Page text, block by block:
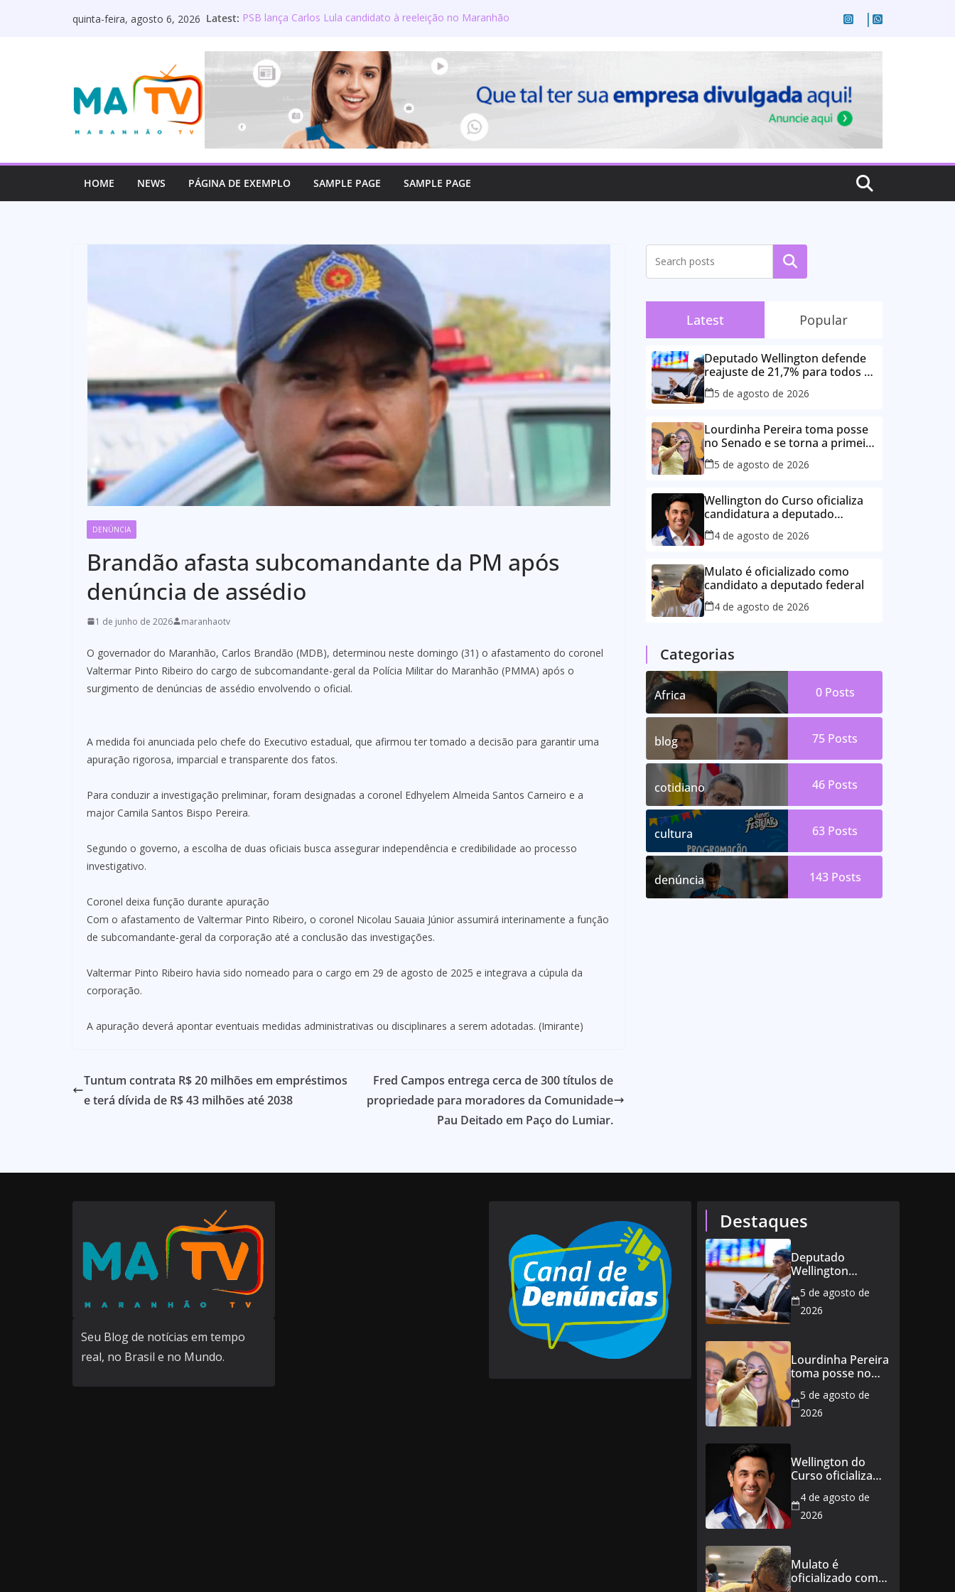
quinta-feira, agosto 6, 2026 Latest: PSB lança Carlos Lula candidato à reeleição no Maranhão
Lourdinha Pereira toma posse no Senado e se torna a
primeira senadora de Coroatá
Wellington do Curso oficializa candidatura a deputado
estadual e reafirma compromisso com o povo do Maranhão
Mulato é oficializado como candidato a deputado federal
HOME NEWS PÁGINA DE EXEMPLO SAMPLE PAGE SAMPLE PAGE
DENÚNCIA
Brandão afasta subcomandante da PM após
denúncia de assédio
1 de junho de 2026 maranhaotv
O governador do Maranhão, Carlos Brandão (MDB), determinou neste domingo (31) o afastamento do coronel
Valtermar Pinto Ribeiro do cargo de subcomandante-geral da Polícia Militar do Maranhão (PMMA) após o
surgimento de denúncias de assédio envolvendo o oficial.
A medida foi anunciada pelo chefe do Executivo estadual, que afirmou ter tomado a decisão para garantir uma
apuração rigorosa, imparcial e transparente dos fatos.
Para conduzir a investigação preliminar, foram designadas a coronel Edhyelem Almeida Santos Carneiro e a
major Camila Santos Bispo Pereira.
Segundo o governo, a escolha de duas oficiais busca assegurar independência e credibilidade ao processo
investigativo.
Coronel deixa função durante apuração
Com o afastamento de Valtermar Pinto Ribeiro, o coronel Nicolau Sauaia Júnior assumirá interinamente a função
de subcomandante-geral da corporação até a conclusão das investigações.
Valtermar Pinto Ribeiro havia sido nomeado para o cargo em 29 de agosto de 2025 e integrava a cúpula da
corporação.
A apuração deverá apontar eventuais medidas administrativas ou disciplinares a serem adotadas. (Imirante)
Tuntum contrata R$ 20 milhões em empréstimos
e terá dívida de R$ 43 milhões até 2038
Fred Campos entrega cerca de 300 títulos de
propriedade para moradores da Comunidade
Pau Deitado em Paço do Lumiar.
Pesquisar
Latest Popular
Deputado Wellington defende
reajuste de 21,7% para todos os
servidores públicos e
aposentados do Maranhão
5 de agosto de 2026
Lourdinha Pereira toma posse
no Senado e se torna a primeira
senadora de Coroatá
5 de agosto de 2026
Wellington do Curso oficializa
candidatura a deputado
estadual e reafirma
compromisso com o povo do
4 de agosto de 2026
Mulato é oficializado como
candidato a deputado federal
4 de agosto de 2026
Categorias
Africa 0 Posts
blog 75 Posts
cotidiano 46 Posts
cultura 63 Posts
denúncia 143 Posts
Seu Blog de notícias em tempo
real, no Brasil e no Mundo.
Destaques
Deputado
Wellington
de 21,7% para
todos os
aposentados do
Maranhão
5 de agosto de
2026
Lourdinha Pereira
toma posse no
a primeira
senadora de
5 de agosto de
2026
Wellington do
Curso oficializa
deputado
estadual e
com o povo do
Maranhão
4 de agosto de
2026
Mulato é
oficializado como